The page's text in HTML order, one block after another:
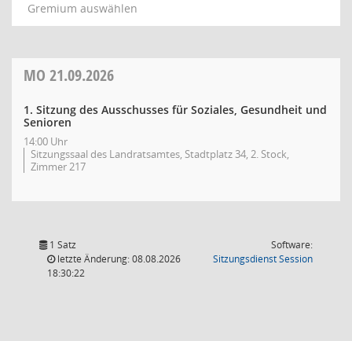
Gremium auswählen
MO 21.09.2026
1. Sitzung des Ausschusses für Soziales, Gesundheit und
Senioren
14:00 Uhr
Sitzungssaal des Landratsamtes, Stadtplatz 34, 2. Stock,
Zimmer 217
1 Satz
letzte Änderung: 08.08.2026
18:30:22
Software:
SitzungsdienstSession(Wird in